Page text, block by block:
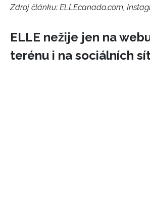
Zdroj článku: ELLEcanada.com,
ELLE nežije jen na
terénu i na sociálních